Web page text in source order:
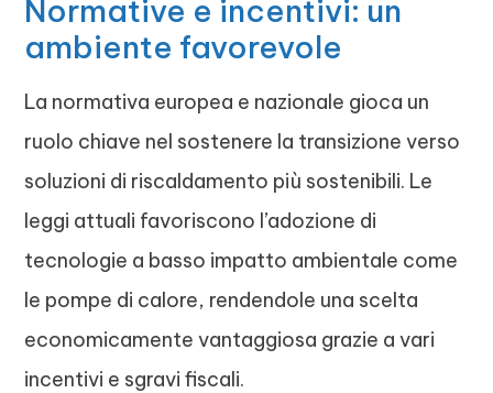
Normative e incentivi: un
ambiente favorevole
La normativa europea e nazionale gioca un
ruolo chiave nel sostenere la transizione verso
soluzioni di riscaldamento più sostenibili. Le
leggi attuali favoriscono l’adozione di
tecnologie a basso impatto ambientale come
le pompe di calore, rendendole una scelta
economicamente vantaggiosa grazie a vari
incentivi e sgravi fiscali.